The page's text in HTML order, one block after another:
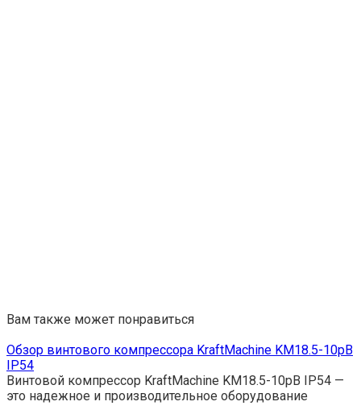
Вам также может понравиться
Обзор винтового компрессора KraftMachine KM18.5-10рВ
IP54
Винтовой компрессор KraftMachine KM18.5-10рВ IP54 —
это надежное и производительное оборудование